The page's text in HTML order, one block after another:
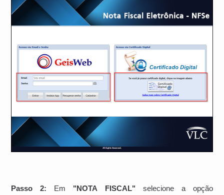
Passo 2: Em "NOTA FISCAL" selecione a opção